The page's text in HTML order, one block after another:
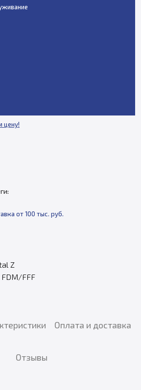
цену!
от 100 тыс. руб.
Z
FDM/FFF
Оплата и доставка
Отзывы